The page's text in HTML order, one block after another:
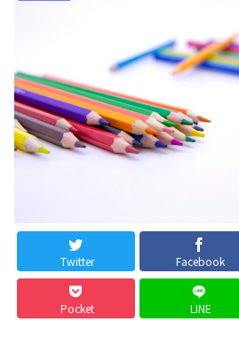
Twitter Facebook
Pocket LINE